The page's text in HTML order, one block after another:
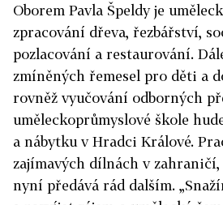
Oborem Pavla Špeldy je
zpracování dřeva, řezbářství,
pozlacování a restaurování.
zmíněných řemesel pro děti a
rovněž vyučování odborných
uměleckoprůmyslové škole
a nábytku v Hradci Králové.
zajímavých dílnách v
nyní předává rád dalším.